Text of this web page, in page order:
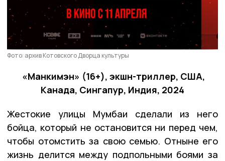
Фото: архив Котовского Дворца культуры
«Манкимэн» (16+), экшн-триллер, США,
Канада, Сингапур, Индия, 2024
Жестокие улицы Мумбаи сделали из него
бойца, который не остановится ни перед чем,
чтобы отомстить за свою семью. Отныне его
жизнь делится между подпольными боями за